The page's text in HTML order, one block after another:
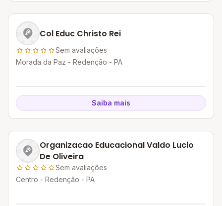
Col Educ Christo Rei
Sem avaliações
Morada da Paz - Redenção - PA
Saiba mais
Organizacao Educacional Valdo Lucio
De Oliveira
Sem avaliações
Centro - Redenção - PA